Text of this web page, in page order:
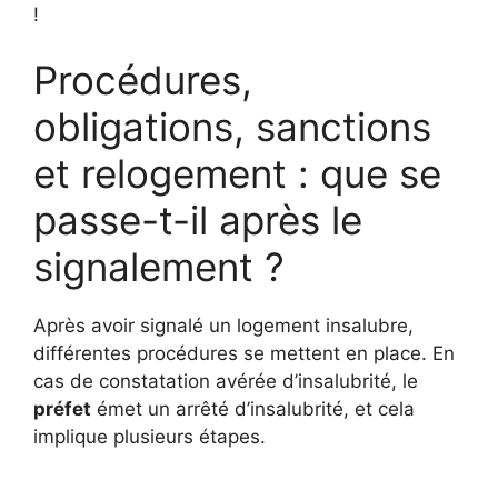
!
Procédures,
obligations, sanctions
et relogement : que se
passe-t-il après le
signalement ?
Après avoir signalé un logement insalubre,
différentes procédures se mettent en place. En
cas de constatation avérée d’insalubrité, le
préfet émet un arrêté d’insalubrité, et cela
implique plusieurs étapes.